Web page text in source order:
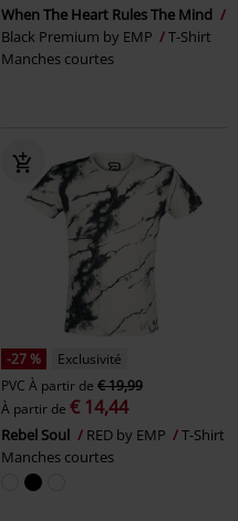
When The Heart Rules The Mind
Black Premium by EMP
T-Shirt
Manches courtes
-27 %
Exclusivité
PVC À partir de € 19,99
À partir de € 14,44
Rebel Soul RED by EMP
T-Shirt
Manches courtes